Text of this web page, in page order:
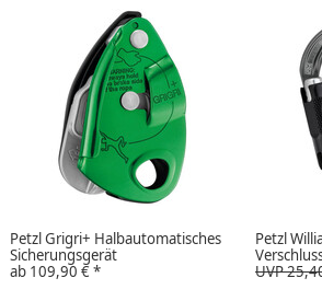
Petzl Grigri+ Halbautomatisches
Sicherungsgerät
ab 109,90 €*
Petzl
UVP